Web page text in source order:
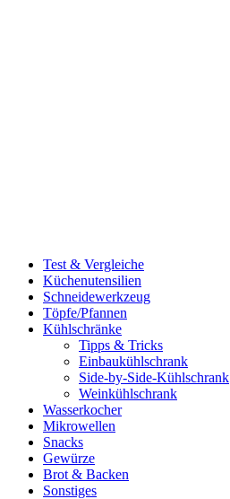
Test & Vergleiche
Küchenutensilien
Schneidewerkzeug
Töpfe/Pfannen
Kühlschränke
Tipps & Tricks
Einbaukühlschrank
Side-by-Side-Kühlschrank
Weinkühlschrank
Wasserkocher
Mikrowellen
Snacks
Gewürze
Brot & Backen
Sonstiges